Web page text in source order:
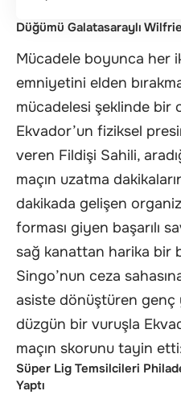
Düğümü Galatasaraylı
Mücadele boyunca her
emniyetini elden
mücadelesi şeklinde bir
Ekvador’un fiziksel
veren Fildişi Sahili,
maçın uzatma
dakikada gelişen
forması giyen başarılı
sağ kanattan harika bir
Singo’nun ceza
asiste dönüştüren genç
düzgün bir vuruşla
maçın skorunu tayin
Süper Lig Temsilcileri
Yaptı